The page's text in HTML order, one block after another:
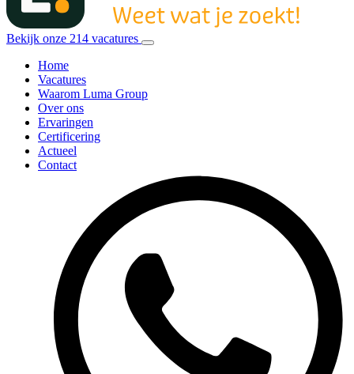
Bekijk onze 214 vacatures
Home
Vacatures
Waarom Luma Group
Over ons
Ervaringen
Certificering
Actueel
Contact